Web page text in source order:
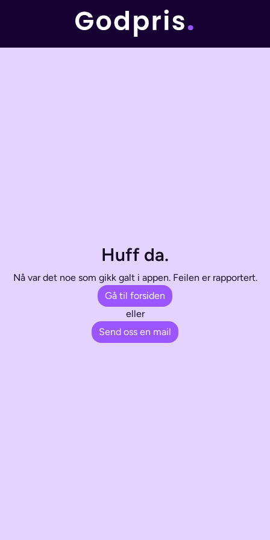
Huff da.
Nå var det noe som gikk galt i appen. Feilen er rapportert.
Gå til forsiden
eller
Send oss en mail